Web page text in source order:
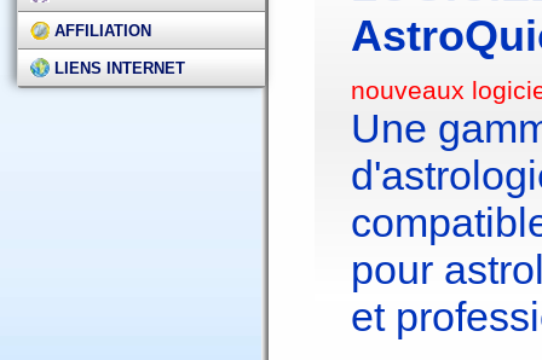
AFFILIATION
LIENS INTERNET
nouveaux
Une
pour
et